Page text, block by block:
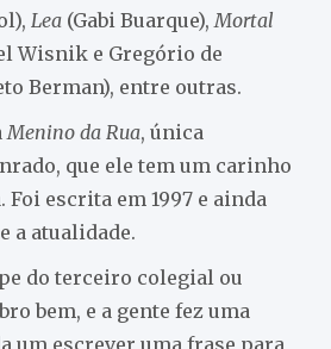
Lea(Gabi Buarque), Mortal
Wisnik e Gregório de
Berman), entre outras.
Menino da Rua, única
que ele tem um carinho
escrita em 1997 e ainda
a atualidade.
do terceiro colegial ou
bem, e a gente fez uma
um escrever uma frase para